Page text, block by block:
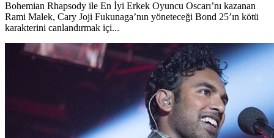
Bohemian Rhapsody ile En İyi Erkek Oyuncu Oscarı’nı kazanan
Rami Malek, Cary Joji Fukunaga’nın yöneteceği Bond 25’ın kötü
karakterini canlandırmak içi...